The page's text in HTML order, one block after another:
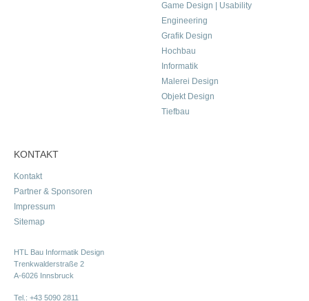
Game Design | Usability
Engineering
Grafik Design
Hochbau
Informatik
Malerei Design
Objekt Design
Tiefbau
KONTAKT
Kontakt
Partner & Sponsoren
Impressum
Sitemap
HTL Bau Informatik Design
Trenkwalderstraße 2
A-6026 Innsbruck
Tel.: +43 5090 2811